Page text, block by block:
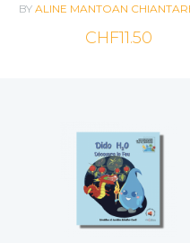
BY ALINE MANTOAN
CHF11.50